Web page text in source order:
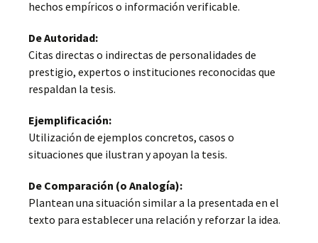
hechos empíricos o información verificable.
De Autoridad:
Citas directas o indirectas de personalidades de
prestigio, expertos o instituciones reconocidas que
respaldan la tesis.
Ejemplificación:
Utilización de ejemplos concretos, casos o
situaciones que ilustran y apoyan la tesis.
De Comparación (o Analogía):
Plantean una situación similar a la presentada en el
texto para establecer una relación y reforzar la idea.